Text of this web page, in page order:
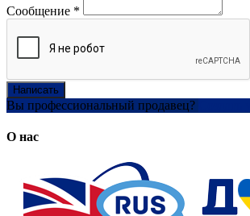
Сообщение *
Написать
Вы профессиональный продавец?
О нас